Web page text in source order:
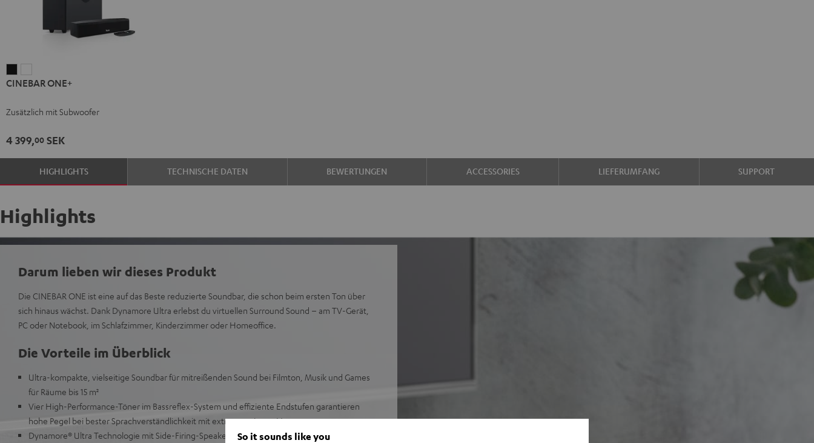
ONE+ONE+
CINEBAR ONE+
Zusätzlich mit Subwoofer
4 399,00 SEK
HIGHLIGHTS TECHNISCHE DATEN BEWERTUNGEN ACCESSORIES LIEFERUMFANG SUPPORT
Highlights
Darum lieben wir dieses Produkt
Die CINEBAR ONE ist eine auf das Beste reduzierte Soundbar, die schon beim ersten Ton über
sich hinaus wächst. Dank Dynamore Ultra erlebst du virtuellen Surround Sound – am TV-Gerät,
PC oder Notebook, im Schlafzimmer, Kinderzimmer oder Homeoffice.
Die Vorteile im Überblick
Ultra-kompakte, vielseitige Soundbar für mitreißenden Sound bei Filmton, Musik und Games
für Räume bis 15 m²
Vier High-Performance-Töner im Bassreflex-System und effiziente Endstufen garantieren
hohe Pegel bei bester Sprachverständlichkeit mit extrem geringen Verzerrungen
Dynamore® Ultra Technologie mit Side-Firing-Speaker für virtuellen Surround Sound, liegen
So it sounds like you